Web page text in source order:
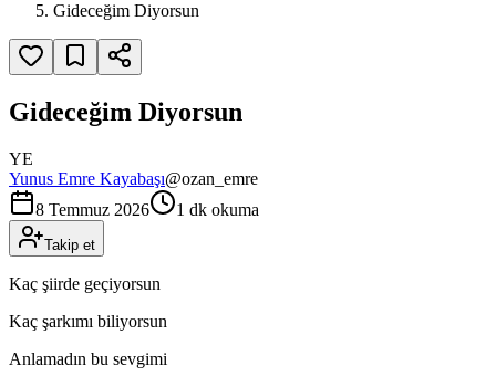
Gideceğim Diyorsun
Gideceğim Diyorsun
YE
Yunus Emre Kayabaşı@ozan_emre
8 Temmuz 2026
1 dk okuma
Takip et
Kaç şiirde geçiyorsun
Kaç şarkımı biliyorsun
Anlamadın bu sevgimi